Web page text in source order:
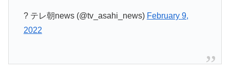
? テレ朝news (@tv_asahi_news) February 9,
2022